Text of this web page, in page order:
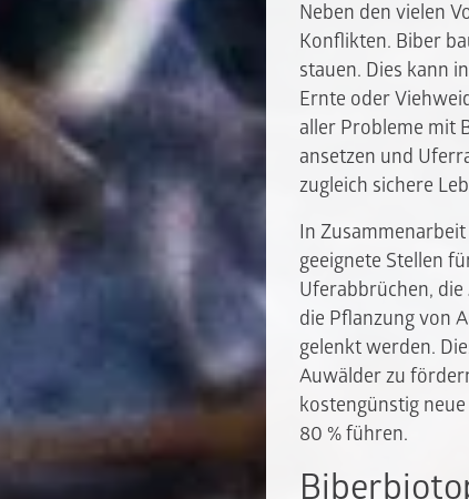
Neben den vielen
Konflikten. Biber
stauen. Dies kann
Ernte oder
aller Probleme mit
ansetzen und
zugleich sichere
In
geeignete Stellen
Uferabbrüchen,
die Pflanzung von
gelenkt werden.
Auwälder zu
kostengünstig
80 % führen.